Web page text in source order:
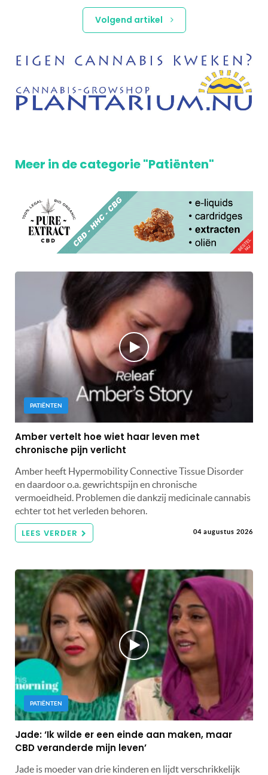
Volgend artikel
Meer in de categorie "Patiënten"
PATIËNTEN
Amber vertelt hoe wiet haar leven met
chronische pijn verlicht
Amber heeft Hypermobility Connective Tissue Disorder
en daardoor o.a. gewrichtspijn en chronische
vermoeidheid. Problemen die dankzij medicinale cannabis
echter tot het verleden behoren.
LEES VERDER 04 augustus 2026
PATIËNTEN
Jade: ‘Ik wilde er een einde aan maken, maar
CBD veranderde mijn leven’
Jade is moeder van drie kinderen en lijdt verschrikkelijk